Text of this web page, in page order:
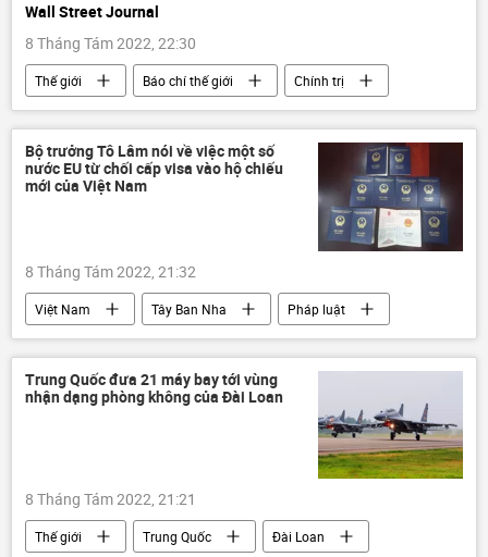
Wall Street Journal
8 Tháng Tám 2022, 22:30
Thế giới Báo chí thế giới
Chính trị
ASEAN
Hoa Kỳ
Trung Quốc
Đài Loan
Bộ trưởng Tô Lâm nói về việc một số
nước EU từ chối cấp visa vào hộ chiếu
mới của Việt Nam
8 Tháng Tám 2022, 21:32
Việt Nam Tây Ban Nha
Pháp luật
hộ chiếu
Bộ Công an Việt Nam
Tô Lâm
EU
Trung Quốc đưa 21 máy bay tới vùng
nhận dạng phòng không của Đài Loan
8 Tháng Tám 2022, 21:21
Thế giới Trung Quốc
Đài Loan